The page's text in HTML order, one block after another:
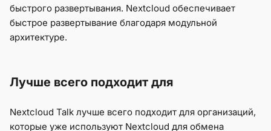
быстрого развертывания. Nextcloud обеспечивает
быстрое развертывание благодаря модульной
архитектуре.
Лучше всего подходит для
Nextcloud Talk лучше всего подходит для организаций,
которые уже используют Nextcloud для обмена